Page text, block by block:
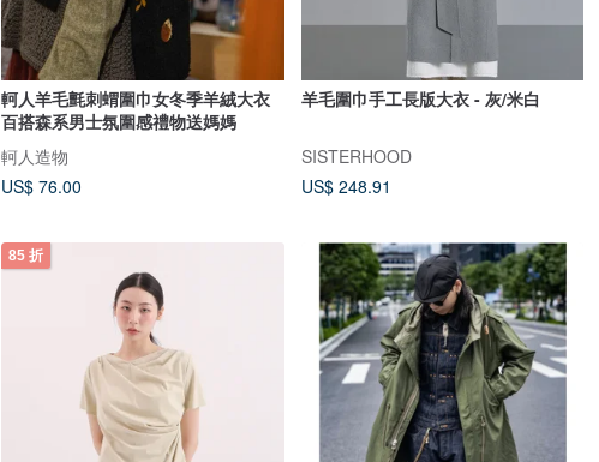
軻人羊毛氈刺蝟圍巾女冬季羊絨大衣
百搭森系男士氛圍感禮物送媽媽
軻人造物
US$ 76.00
羊毛圍巾手工長版大衣 - 灰/米白
SISTERHOOD
US$ 248.91
85 折